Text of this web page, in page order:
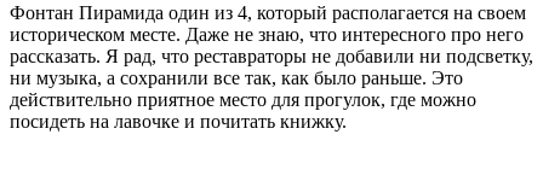
Фонтан Пирамида один из 4, который располагается на своем
историческом месте. Даже не знаю, что интересного про него
рассказать. Я рад, что реставраторы не добавили ни подсветку,
ни музыка, а сохранили все так, как было раньше. Это
действительно приятное место для прогулок, где можно
посидеть на лавочке и почитать книжку.